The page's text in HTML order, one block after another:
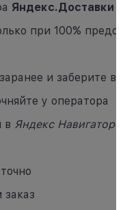
Яндекс.Доставки и
при 100%
и заберите в
у оператора
в Яндекс Навигаторе